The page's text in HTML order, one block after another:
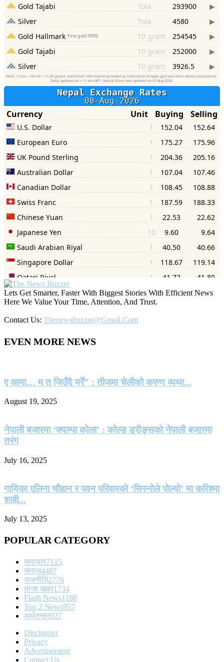
Lets Get Smarter, Faster With Biggest Stories With Efficient News
Here We Value Your Time, Attention, And Trust.
Contact Us: Thenewsbuzzer@gmail.com
EVEN MORE NEWS
ए आमा… म त जिउँदै मरेँ” : तीजमा चेलीको करुण व्यथा...
August 19, 2025
नेपाली बजारमा ‘क्याम्पा कोला’ : कोल्ड ड्रीङ्सको नेपाली बजारमा
तरंग
July 16, 2025
गायिका एलिना चौहान र पवन परिवारको ‘सिस्नोले पोल्यो’ मा करिश्मा
शाही...
July 13, 2025
POPULAR CATEGORY
समाचार7115
समाज4487
राजनीति2776
ताजा खबर1734
Flash News1188
Top 2 News957
अर्थतन्त्र927
Disclaimer
Privacy
Advertisement
Contact Us